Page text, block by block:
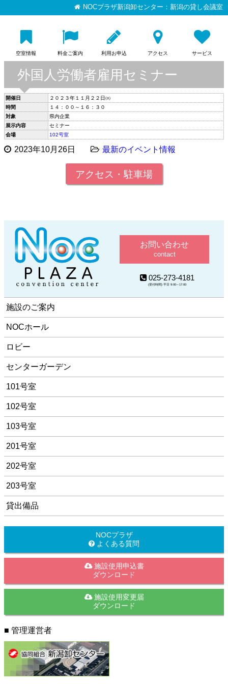
NOCプラザ新潟卸センター：新潟の貸し会議室
空室情報 料金ご案内 利用お申込 アクセス サービス
外国人労働者雇用セミナー
開催日
２０２３年１１月２２日㈬
時間
１４：００～１６：３０
対象
県内企業
展示内容
セミナー
会場
102号室
2023年10月26日 最新のイベント情報
アクセス・駐車場
お問い合わせ
contact
025-273-4181
(受付時間) 平日 9:00～17:00
施設のご案内
NOCホール
ロビー
センターガーデン
101号室
102号室
103号室
201号室
202号室
203号室
貸出備品
NOCプラザ
よくある質問
施設使用申込書
ダウンロード
施設使用変更届
ダウンロード
■ 管理運営者